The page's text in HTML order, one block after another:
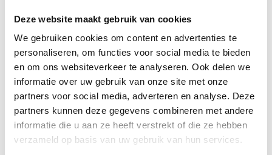
Deze website maakt gebruik van cookies
We gebruiken cookies om content en advertenties te
personaliseren, om functies voor social media te bieden
en om ons websiteverkeer te analyseren. Ook delen we
informatie over uw gebruik van onze site met onze
partners voor social media, adverteren en analyse. Deze
partners kunnen deze gegevens combineren met andere
informatie die u aan ze heeft verstrekt of die ze hebben
verzameld op basis van uw gebruik van hun services.
nemen en 84% meer drinken bij het gebruik van tafelgerei met de
opvallende kleur rood.
Verkocht per 2 stuks
De eierdoppen met zuignap worden verkocht per 2 stuks.U
krijgt 2 rode of 2 witte eierdoppen. Het is helaas niet mogelijk om 1
rode en 1 witte eierdop te ontvangen.
Belangrijke eigenschappen:
Verkocht per set van 2 stuks